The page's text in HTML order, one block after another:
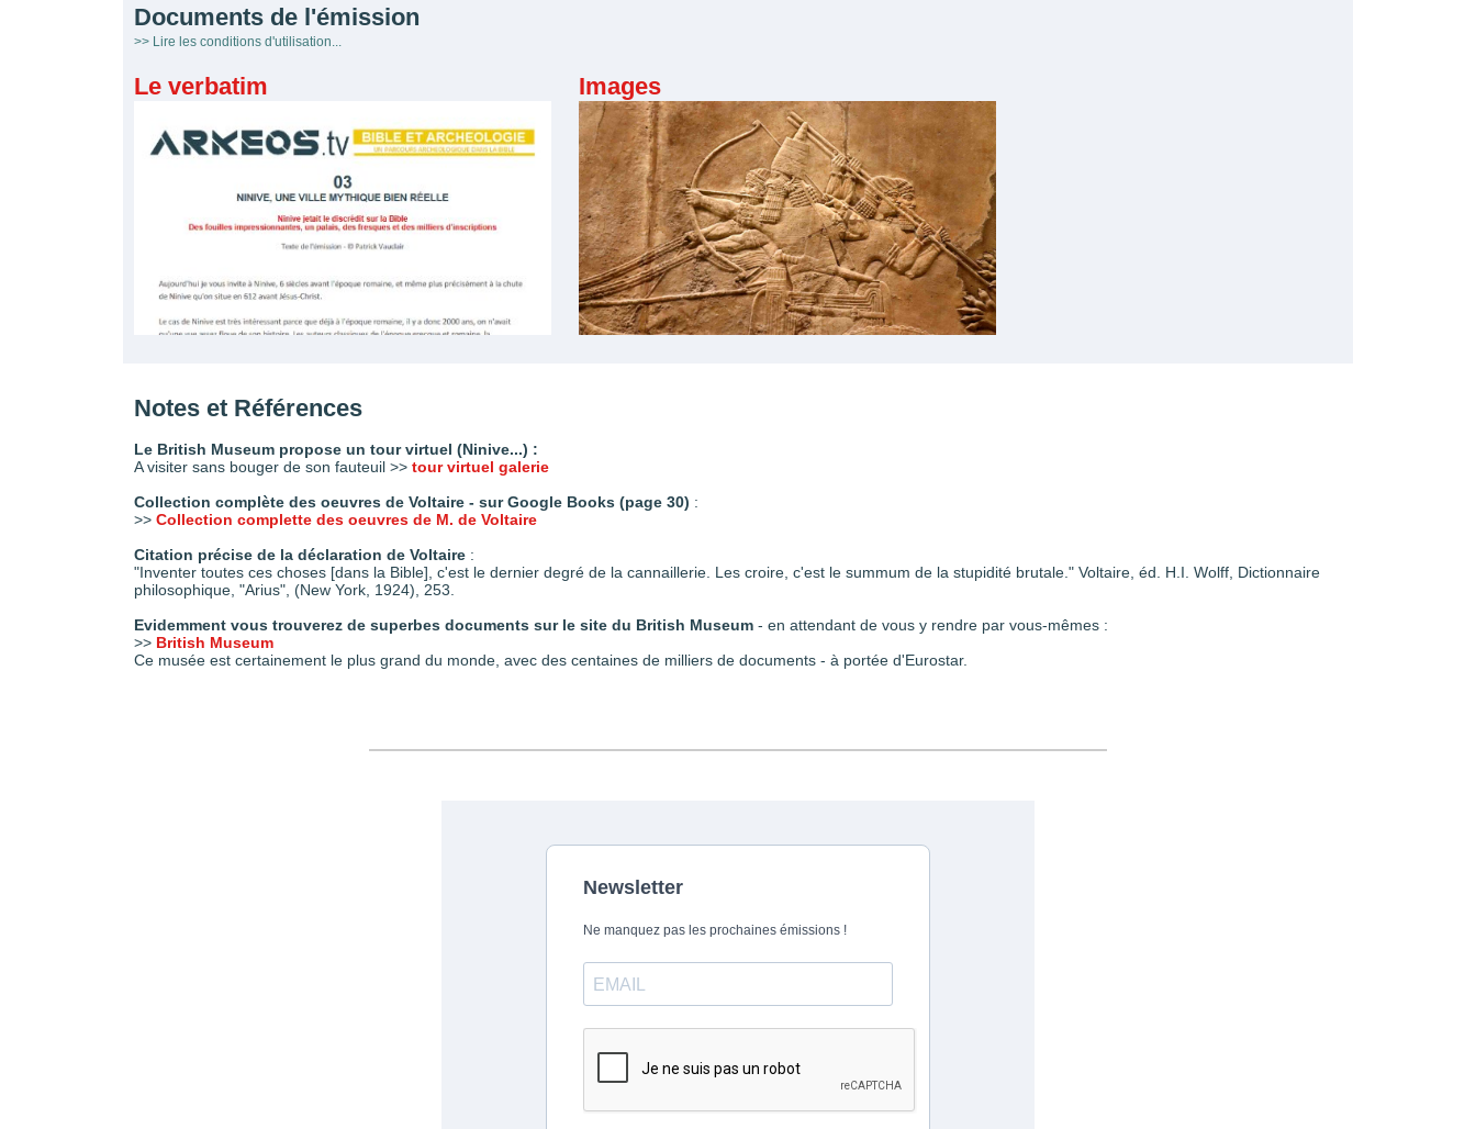
Documents de l'émission
>> Lire les conditions d'utilisation...
Le verbatim Images
Notes et Références
Le British Museum propose un tour virtuel (Ninive...) :
A visiter sans bouger de son fauteuil >> tour virtuel galerie
Collection complète des oeuvres de Voltaire - sur Google Books (page 30) :
>> Collection complette des oeuvres de M. de Voltaire
Citation précise de la déclaration de Voltaire :
"Inventer toutes ces choses [dans la Bible], c'est le dernier degré de la cannaillerie. Les croire, c'est le summum de la stupidité brutale." Voltaire, éd. H.I. Wolff, Dictionnaire
philosophique, "Arius", (New York, 1924), 253.
Evidemment vous trouverez de superbes documents sur le site du British Museum - en attendant de vous y rendre par vous-mêmes :
>> British Museum
Ce musée est certainement le plus grand du monde, avec des centaines de milliers de documents - à portée d'Eurostar.